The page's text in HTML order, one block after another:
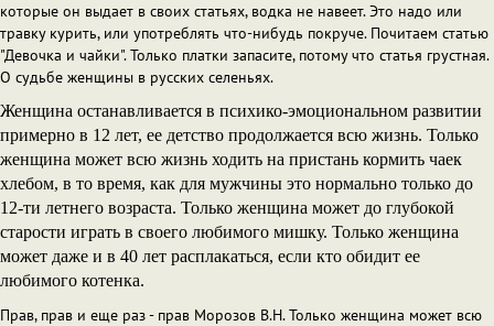
которые он выдает в своих статьях, водка не навеет. Это надо или
травку курить, или употреблять что-нибудь покруче. Почитаем статью
"Девочка и чайки". Только платки запасите, потому что статья грустная.
О судьбе женщины в русских селеньях.
Женщина останавливается в психико-эмоциональном развитии
примерно в 12 лет, ее детство продолжается всю жизнь. Только
женщина может всю жизнь ходить на пристань кормить чаек
хлебом, в то время, как для мужчины это нормально только до
12-ти летнего возраста. Только женщина может до глубокой
старости играть в своего любимого мишку. Только женщина
может даже и в 40 лет расплакаться, если кто обидит ее
любимого котенка.
Прав, прав и еще раз - прав Морозов В.Н. Только женщина может всю